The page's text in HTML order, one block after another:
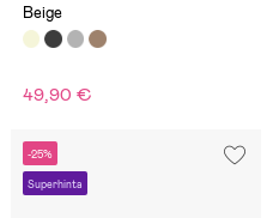
Beige
49,90 €
-25%
Superhinta